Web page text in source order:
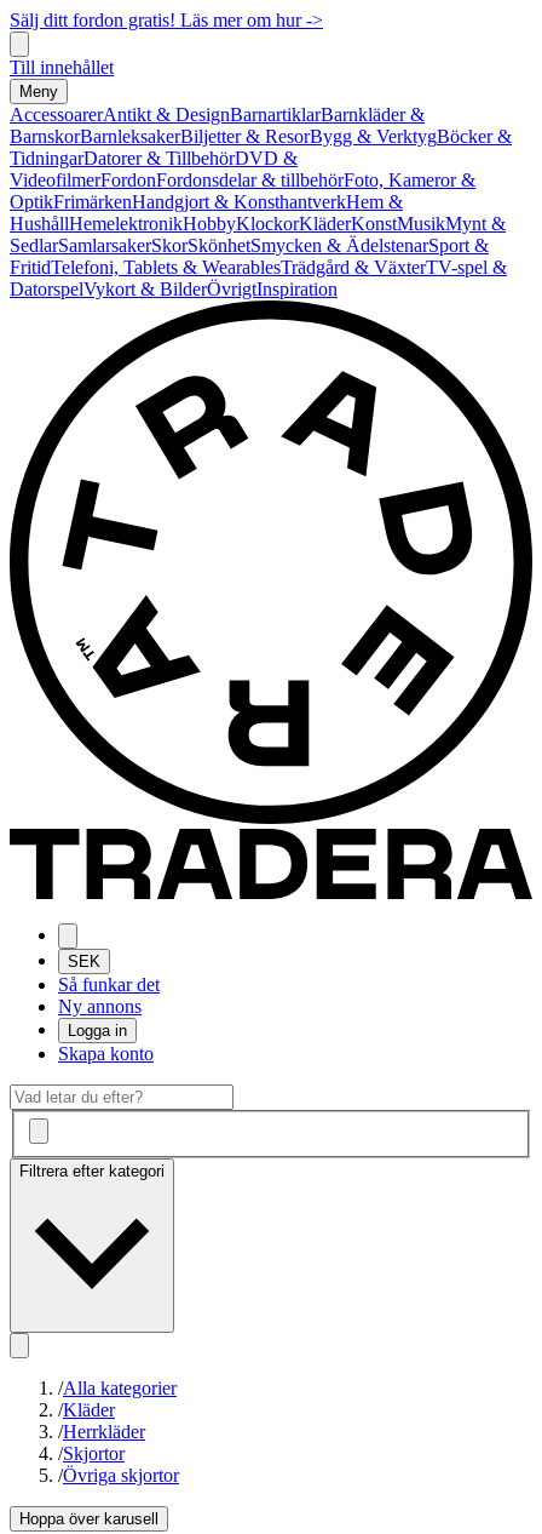
Sälj ditt fordon gratis! Läs mer om hur ->
Till innehållet
Meny
AccessoarerAntikt & DesignBarnartiklarBarnkläder &
BarnskorBarnleksakerBiljetter & ResorBygg & VerktygBöcker &
TidningarDatorer & TillbehörDVD &
VideofilmerFordonFordonsdelar & tillbehörFoto, Kameror &
OptikFrimärkenHandgjort & KonsthantverkHem &
HushållHemelektronikHobbyKlockorKläderKonstMusikMynt &
SedlarSamlarsakerSkorSkönhetSmycken & ÄdelstenarSport &
FritidTelefoni, Tablets & WearablesTrädgård & VäxterTV-spel &
DatorspelVykort & BilderÖvrigtInspiration
SEK
Så funkar det
Ny annons
Logga in
Skapa konto
Filtrera efter kategori
/Alla kategorier
/Kläder
/Herrkläder
/Skjortor
/Övriga skjortor
Hoppa över karusell